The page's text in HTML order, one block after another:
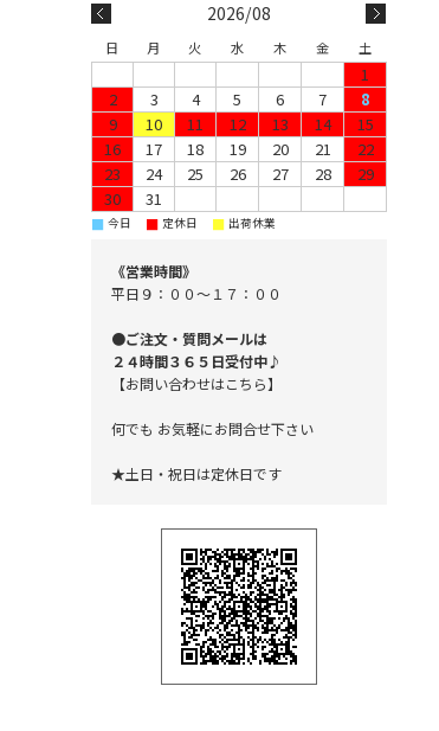
2026/08
日 月 火 水 木 金 土
1
2
3 4 5 6 7
8
9
10 11 12 13 14
15
16
17 18 19 20 21
22
23
24 25 26 27 28
29
30
31
■ 今日 ■ 定休日 ■ 出荷休業
《営業時間》
平日９：００～１７：００
●ご注文・質問メールは
２４時間３６５日受付中♪
【お問い合わせはこちら】
何でも お気軽にお問合せ下さい
★土日・祝日は定休日です